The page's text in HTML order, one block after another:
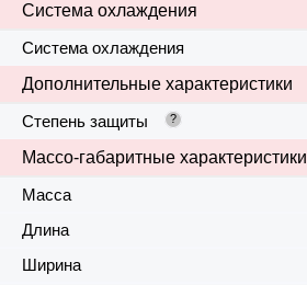
Система охлаждения
Система охлаждения
Дополнительные характеристики
Степень защиты
?
Массо-габаритные характеристики
Масса
Длина
Ширина